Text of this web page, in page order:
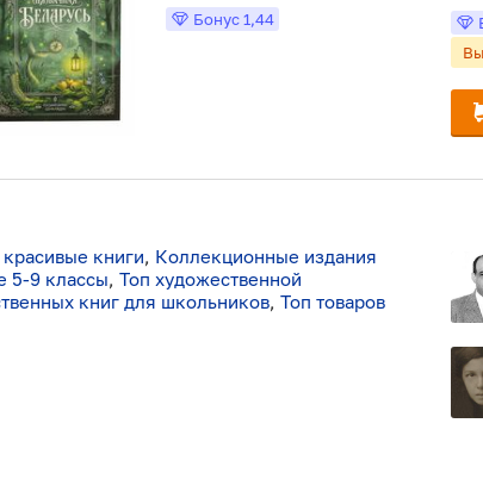
Бонус1,44
книги, Коллекционные издания
5-9 классы, Топ художественной
книг для школьников, Топ товаров